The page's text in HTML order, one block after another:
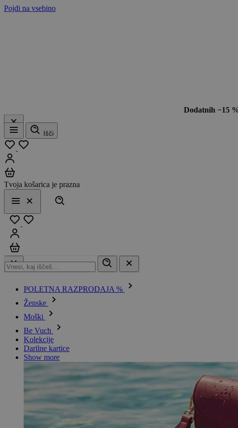
Pojdi na vsebino
Dodatnih −15
Meni
Išči
Tvoja košarica je prazna
Meni
Zapri
POLETNA RAZPRODAJA %
Ženske
Moški
Be Vuch
Kolekcije
Darilne kartice
Show more